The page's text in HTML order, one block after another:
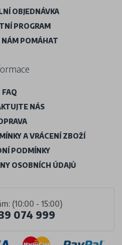
(10:00 - 15:00)
074 999
OBJEDNÁVKA
PROGRAM
POMÁHAT
FAQ
NÁS
A VRÁCENÍ ZBOŽÍ
PODMÍNKY
OSOBNÍCH ÚDAJŮ